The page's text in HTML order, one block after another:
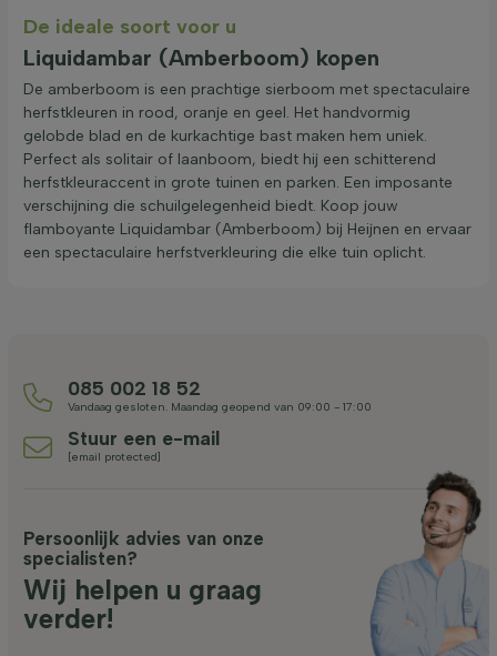
De ideale soort voor u
Liquidambar (Amberboom) kopen
De amberboom is een prachtige sierboom met spectaculaire
herfstkleuren in rood, oranje en geel. Het handvormig
gelobde blad en de kurkachtige bast maken hem uniek.
Perfect als solitair of laanboom, biedt hij een schitterend
herfstkleuraccent in grote tuinen en parken. Een imposante
verschijning die schuilgelegenheid biedt. Koop jouw
flamboyante Liquidambar (Amberboom) bij Heijnen en ervaar
een spectaculaire herfstverkleuring die elke tuin oplicht.
085 002 18 52
Vandaag gesloten. Maandag geopend van 09:00 - 17:00
Stuur een e-mail
[email protected]
Persoonlijk advies van onze
specialisten?
Wij helpen u graag
verder!